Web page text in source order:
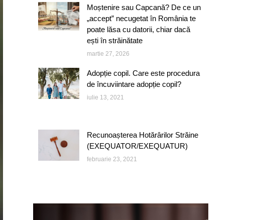
Moștenire sau Capcană? De ce un
„accept” necugetat în România te
poate lăsa cu datorii, chiar dacă
ești în străinătate
martie 27, 2026
Adopție copil. Care este procedura
de încuviintare adopție copil?
iulie 13, 2021
Recunoașterea Hotărârilor Străine
(EXEQUATOR/EXEQUATUR)
februarie 23, 2021